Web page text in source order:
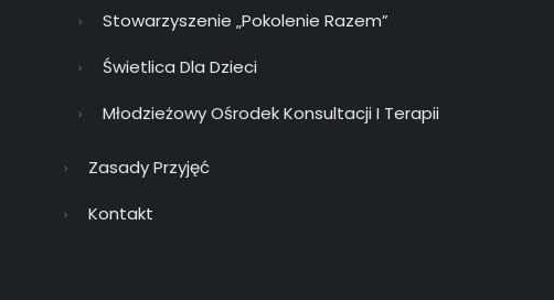
Stowarzyszenie „Pokolenie Razem”
Świetlica Dla Dzieci
Młodzieżowy Ośrodek Konsultacji I Terapii
Zasady Przyjęć
Kontakt